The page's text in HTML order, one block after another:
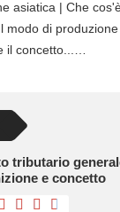
asiatica | Che
modo di
il concetto...…
tributario
e concetto